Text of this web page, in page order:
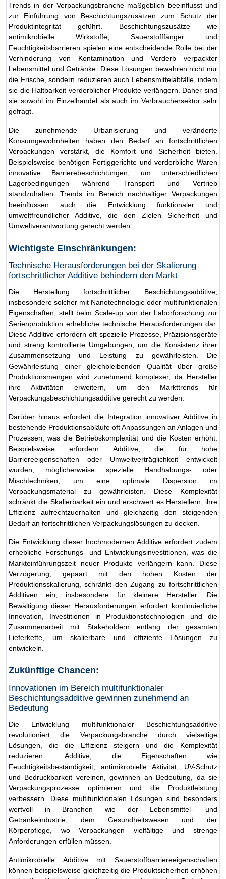
Trends in der Verpackungsbranche maßgeblich beeinflusst und
zur Einführung von Beschichtungszusätzen zum Schutz der
Produktintegrität geführt. Beschichtungszusätze wie
antimikrobielle Wirkstoffe, Sauerstofffänger und
Feuchtigkeitsbarrieren spielen eine entscheidende Rolle bei der
Verhinderung von Kontamination und Verderb verpackter
Lebensmittel und Getränke. Diese Lösungen bewahren nicht nur
die Frische, sondern reduzieren auch Lebensmittelabfälle, indem
sie die Haltbarkeit verderblicher Produkte verlängern. Daher sind
sie sowohl im Einzelhandel als auch im Verbrauchersektor sehr
gefragt.
Die zunehmende Urbanisierung und veränderte
Konsumgewohnheiten haben den Bedarf an fortschrittlichen
Verpackungen verstärkt, die Komfort und Sicherheit bieten.
Beispielsweise benötigen Fertiggerichte und verderbliche Waren
innovative Barrierebeschichtungen, um unterschiedlichen
Lagerbedingungen während Transport und Vertrieb
standzuhalten. Trends im Bereich nachhaltiger Verpackungen
beeinflussen auch die Entwicklung funktionaler und
umweltfreundlicher Additive, die den Zielen Sicherheit und
Umweltverantwortung gerecht werden.
Wichtigste Einschränkungen:
Technische Herausforderungen bei der Skalierung
fortschrittlicher Additive behindern den Markt
Die Herstellung fortschrittlicher Beschichtungsadditive,
insbesondere solcher mit Nanotechnologie oder multifunktionalen
Eigenschaften, stellt beim Scale-up von der Laborforschung zur
Serienproduktion erhebliche technische Herausforderungen dar.
Diese Additive erfordern oft spezielle Prozesse, Präzisionsgeräte
und streng kontrollierte Umgebungen, um die Konsistenz ihrer
Zusammensetzung und Leistung zu gewährleisten. Die
Gewährleistung einer gleichbleibenden Qualität über große
Produktionsmengen wird zunehmend komplexer, da Hersteller
ihre Aktivitäten erweitern, um den Markttrends für
Verpackungsbeschichtungsadditive gerecht zu werden.
Darüber hinaus erfordert die Integration innovativer Additive in
bestehende Produktionsabläufe oft Anpassungen an Anlagen und
Prozessen, was die Betriebskomplexität und die Kosten erhöht.
Beispielsweise erfordern Additive, die für hohe
Barriereeigenschaften oder Umweltverträglichkeit entwickelt
wurden, möglicherweise spezielle Handhabungs- oder
Mischtechniken, um eine optimale Dispersion im
Verpackungsmaterial zu gewährleisten. Diese Komplexität
schränkt die Skalierbarkeit ein und erschwert es Herstellern, ihre
Effizienz aufrechtzuerhalten und gleichzeitig den steigenden
Bedarf an fortschrittlichen Verpackungslösungen zu decken.
Die Entwicklung dieser hochmodernen Additive erfordert zudem
erhebliche Forschungs- und Entwicklungsinvestitionen, was die
Markteinführungszeit neuer Produkte verlängern kann. Diese
Verzögerung, gepaart mit den hohen Kosten der
Produktionsskalierung, schränkt den Zugang zu fortschrittlichen
Additiven ein, insbesondere für kleinere Hersteller. Die
Bewältigung dieser Herausforderungen erfordert kontinuierliche
Innovation, Investitionen in Produktionstechnologien und die
Zusammenarbeit mit Stakeholdern entlang der gesamten
Lieferkette, um skalierbare und effiziente Lösungen zu
entwickeln.
Zukünftige Chancen:
Innovationen im Bereich multifunktionaler
Beschichtungsadditive gewinnen zunehmend an
Bedeutung
Die Entwicklung multifunktionaler Beschichtungsadditive
revolutioniert die Verpackungsbranche durch vielseitige
Lösungen, die die Effizienz steigern und die Komplexität
reduzieren. Additive, die Eigenschaften wie
Feuchtigkeitsbeständigkeit, antimikrobielle Aktivität, UV-Schutz
und Bedruckbarkeit vereinen, gewinnen an Bedeutung, da sie
Verpackungsprozesse optimieren und die Produktleistung
verbessern. Diese multifunktionalen Lösungen sind besonders
wertvoll in Branchen wie der Lebensmittel- und
Getränkeindustrie, dem Gesundheitswesen und der
Körperpflege, wo Verpackungen vielfältige und strenge
Anforderungen erfüllen müssen.
Antimikrobielle Additive mit Sauerstoffbarriereeigenschaften
können beispielsweise gleichzeitig die Produktsicherheit erhöhen